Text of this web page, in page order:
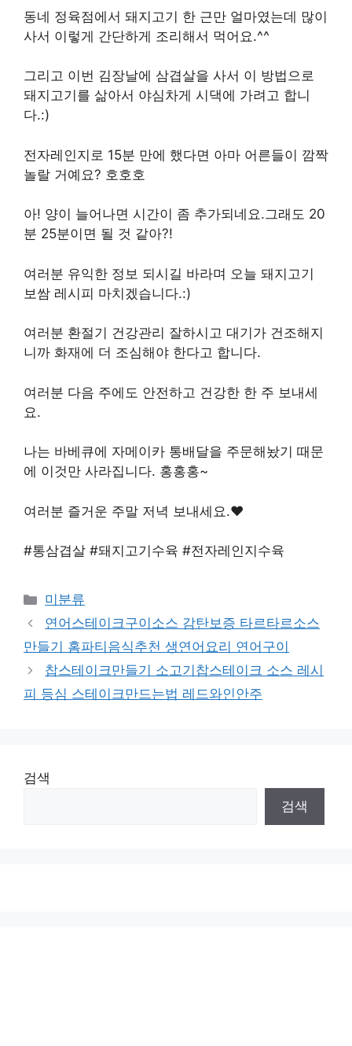
동네 정육점에서 돼지고기 한 근만 얼마였는데 많이
사서 이렇게 간단하게 조리해서 먹어요.^^
그리고 이번 김장날에 삼겹살을 사서 이 방법으로
돼지고기를 삶아서 야심차게 시댁에 가려고 합니
다.:)
전자레인지로 15분 만에 했다면 아마 어른들이 깜짝
놀랄 거예요? 호호호
아! 양이 늘어나면 시간이 좀 추가되네요.그래도 20
분 25분이면 될 것 같아?!
여러분 유익한 정보 되시길 바라며 오늘 돼지고기
보쌈 레시피 마치겠습니다.:)
여러분 환절기 건강관리 잘하시고 대기가 건조해지
니까 화재에 더 조심해야 한다고 합니다.
여러분 다음 주에도 안전하고 건강한 한 주 보내세
요.
나는 바베큐에 자메이카 통배달을 주문해놨기 때문
에 이것만 사라집니다. 홍홍홍~
여러분 즐거운 주말 저녁 보내세요.♥
#통삼겹살 #돼지고기수육 #전자레인지수육
Categories
미분류
연어스테이크구이소스 감탄보증 타르타르소스
만들기 홈파티음식추천 생연어요리 연어구이
찹스테이크만들기 소고기찹스테이크 소스 레시
피 등심 스테이크만드는법 레드와인안주
검색
검색